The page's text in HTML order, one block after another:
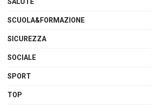
SCUOLA&FORMAZIONE
SICUREZZA
SOCIALE
SPORT
TOP